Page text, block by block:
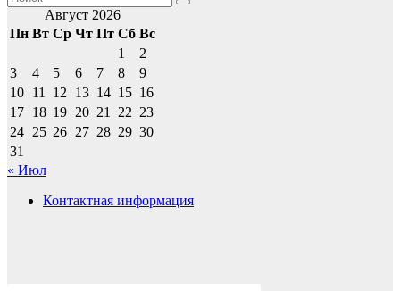
Август 2026
Пн Вт Ср Чт Пт Сб Вс
1
2
3
4 5 6 7 8
9
10 11 12 13 14 15 16
17 18 19 20 21 22 23
24 25 26 27 28 29 30
31
« Июл
Контактная информация